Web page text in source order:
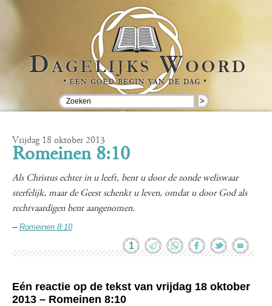
>
Vrijdag 18 oktober 2013
Romeinen 8:10
Als Christus echter in u leeft, bent u door de zonde weliswaar
sterfelijk, maar de Geest schenkt u leven, omdat u door God als
rechtvaardigen bent aangenomen.
-- Romeinen 8:10
1
Eén reactie op de tekst van vrijdag 18 oktober
2013 – Romeinen 8:10